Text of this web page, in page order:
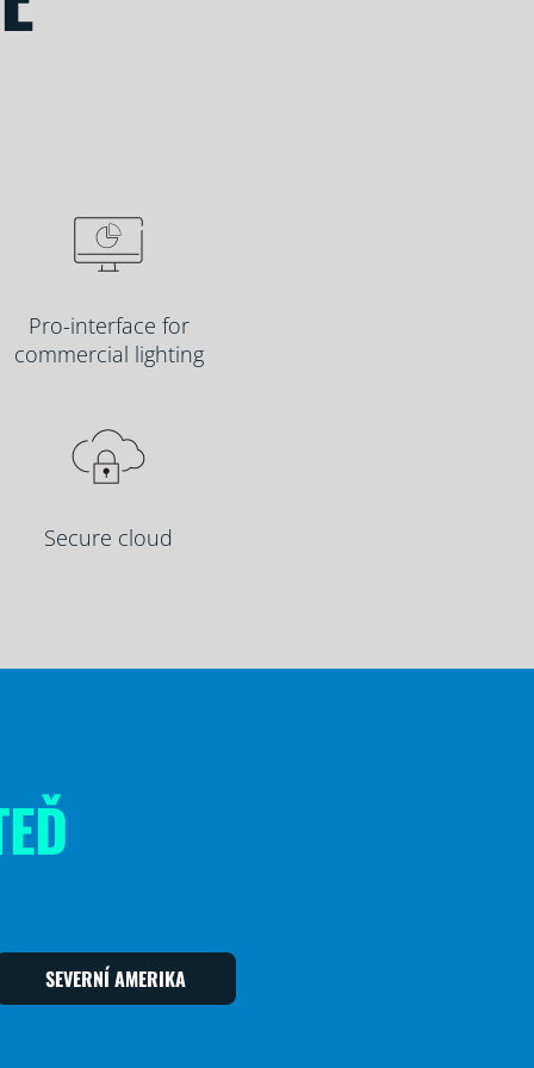
Pro-interface for
commercial lighting
Secure cloud
SEVERNÍ AMERIKA